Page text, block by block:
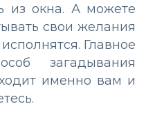
из окна. А можете
свои желания
Главное
загадывания
именно вам и